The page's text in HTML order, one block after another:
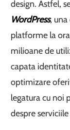
design. Astfel,
WordPress,
platforme la
milioane de
capata
optimizare
legatura cu noi
despre